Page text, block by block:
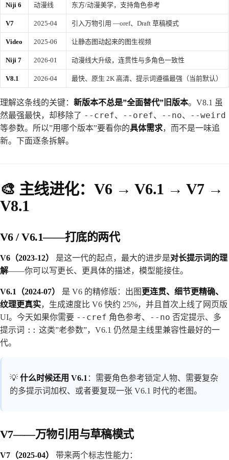
Niji 6 动漫线 东方/动漫美学，支持角色参考
V7 2025-04 引入万物引用 —oref、Draft 草稿模式
Video 2025-06 让静态图动起来的图生视频
Niji 7 2026-01 动漫线大升级，连贯性与多角色一致性
V8.1 2026-04 最快、原生 2K 高清、提示词遵循最强（当前默认）
理解这条线的关键： 新版本不总是”全面替代”旧版本。V8.1 虽
然最强最快，却移除了 --cref、 --oref、 --no、 --weird
等参数。所以”用哪个版本”要看你的具体需求，而不是一味追
新。下面逐条拆解。
🎨 主线进化：V6 → V6.1 → V7 →
V8.1
V6 / V6.1——打底的两代
V6（2023-12） 是这一代的起点，最大的进步是对长提示词的理
解——你可以写更长、更具体的描述，模型能接住。
V6.1（2024-07） 是 V6 的精修版：出图 更连贯、细节更精确、
纹理更真实，生成速度比 V6 快约 25%，并且首次上线了网页版
UI。今天如果你需要 --cref 角色参考、 --no 否定提示、多
提示词 :: 这类”老参数”，V6.1 仍然是主线里兼容性最好的一
代。
💡 什么时候还用 V6.1 ：需要角色参考锁定人物、需要复杂
的多提示词加权、或者要复现一张 V6.1 时代的老图。
V7——万物引用与草稿模式
V7（2025-04） 带来两个标志性能力：